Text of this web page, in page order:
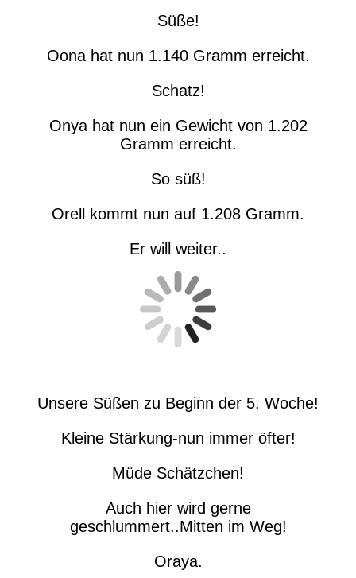
Süße!
Oona hat nun 1.140 Gramm erreicht.
Schatz!
Onya hat nun ein Gewicht von 1.202
Gramm erreicht.
So süß!
Orell kommt nun auf 1.208 Gramm.
Er will weiter..
Unsere Süßen zu Beginn der 5. Woche!
Kleine Stärkung-nun immer öfter!
Müde Schätzchen!
Auch hier wird gerne
geschlummert..Mitten im Weg!
Oraya.